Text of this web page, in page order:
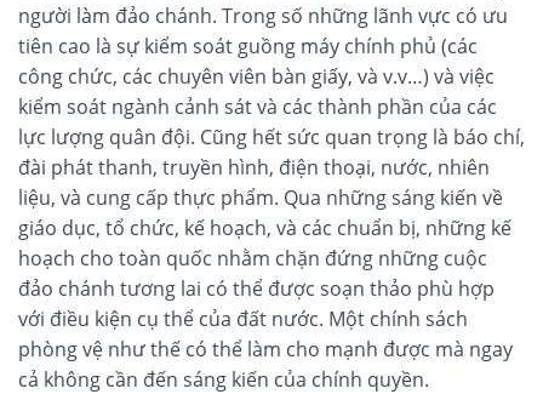
người làm đảo chánh. Trong số những lãnh vực có ưu
tiên cao là sự kiểm soát guồng máy chính phủ (các
công chức, các chuyên viên bàn giấy, và v.v…) và việc
kiểm soát ngành cảnh sát và các thành phần của các
lực lượng quân đội. Cũng hết sức quan trọng là báo chí,
đài phát thanh, truyền hình, điện thoại, nước, nhiên
liệu, và cung cấp thực phẩm. Qua những sáng kiến về
giáo dục, tổ chức, kế hoạch, và các chuẩn bị, những kế
hoạch cho toàn quốc nhằm chặn đứng những cuộc
đảo chánh tương lai có thể được soạn thảo phù hợp
với điều kiện cụ thể của đất nước. Một chính sách
phòng vệ như thế có thể làm cho mạnh được mà ngay
cả không cần đến sáng kiến của chính quyền.